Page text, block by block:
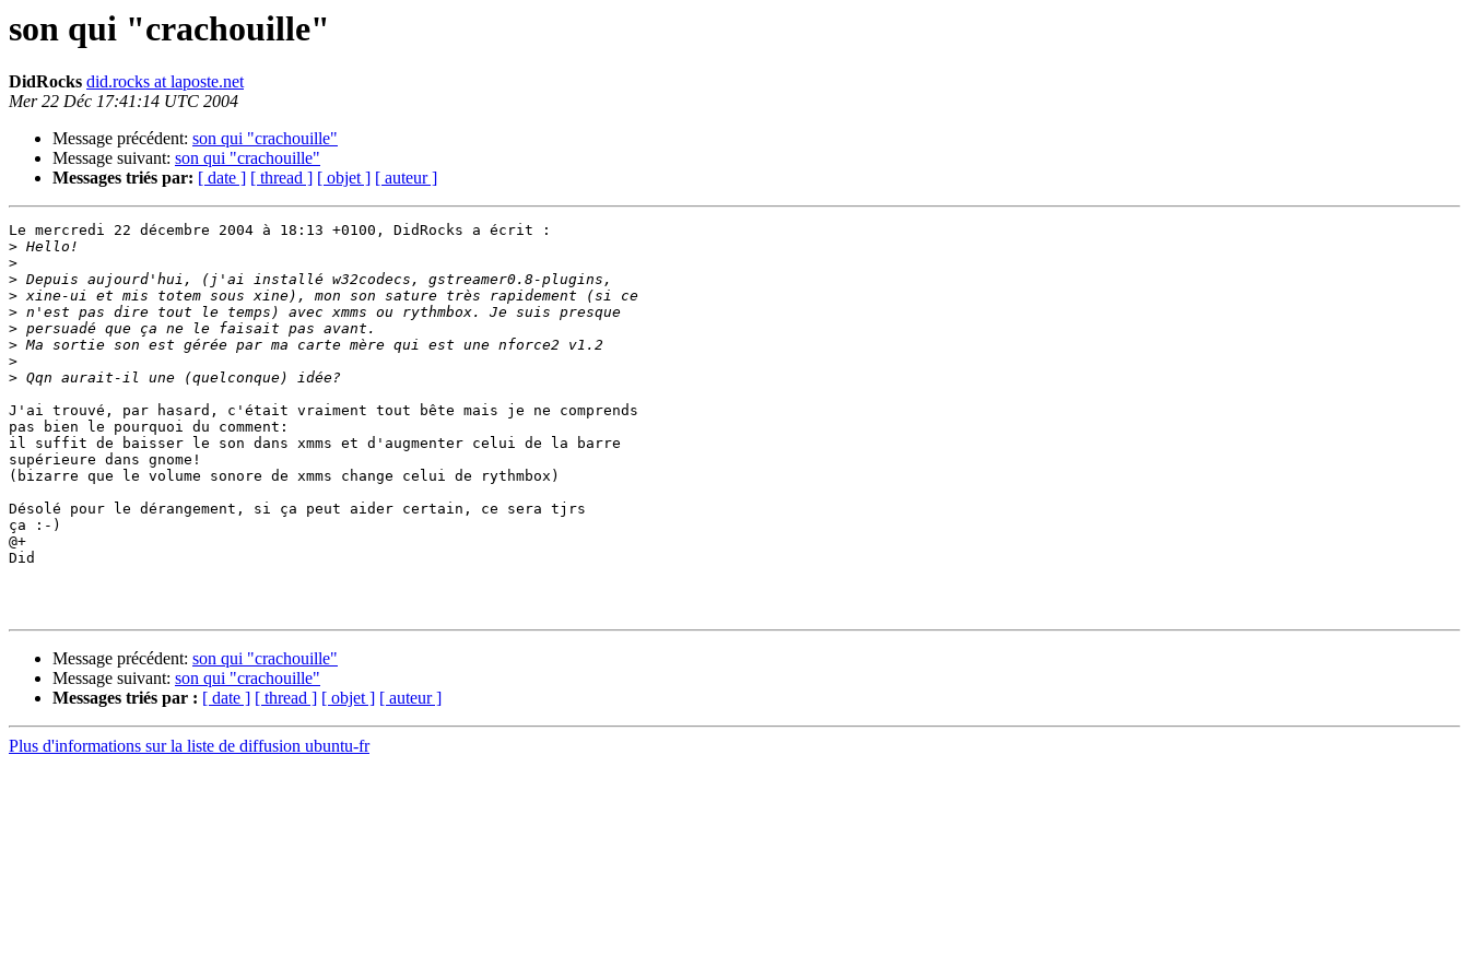
son qui "crachouille"
DidRocks did.rocks at laposte.net
Mer 22 Déc 17:41:14 UTC 2004
Message précédent: son qui "crachouille"
Message suivant: son qui "crachouille"
Messages triés par: [ date ] [ thread ] [ objet ] [ auteur ]
Le mercredi 22 décembre 2004 à 18:13 +0100, DidRocks a écrit :
>
>
>
>
>
>
>
>
>
J'ai trouvé, par hasard, c'était vraiment tout bête mais je ne comprends
pas bien le pourquoi du comment:
il suffit de baisser le son dans xmms et d'augmenter celui de la barre
supérieure dans gnome!
(bizarre que le volume sonore de xmms change celui de rythmbox)
Désolé pour le dérangement, si ça peut aider certain, ce sera tjrs
ça :-)
@+
Did
Message précédent: son qui "crachouille"
Message suivant: son qui "crachouille"
Messages triés par : [ date ] [ thread ] [ objet ] [ auteur ]
Plus d'informations sur la liste de diffusion ubuntu-fr